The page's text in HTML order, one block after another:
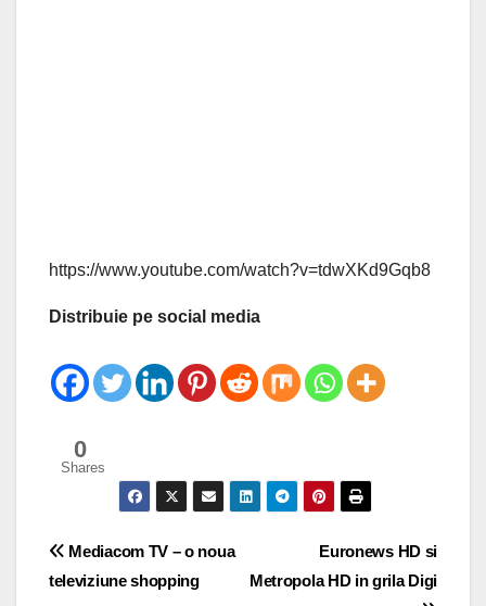
https://www.youtube.com/watch?v=tdwXKd9Gqb8
Distribuie pe social media
0
Shares
Post
Euronews HD si
Metropola HD in grila Digi
Mediacom TV – o noua
televiziune shopping